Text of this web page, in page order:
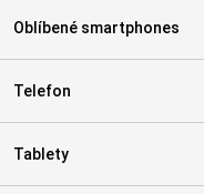
Oblíbené smartphones
Telefon
Tablety